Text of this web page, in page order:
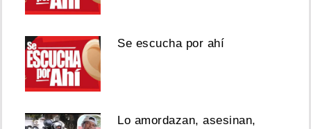
Se escucha por ahí
Lo amordazan, asesinan,